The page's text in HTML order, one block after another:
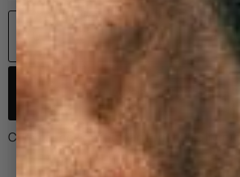
Commandez maintenant pour être livré(e)